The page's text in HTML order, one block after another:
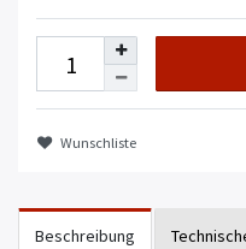
Wunschliste
Beschreibung